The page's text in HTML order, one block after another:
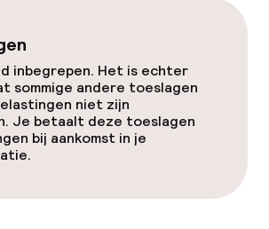
inbegrepen. Het is echter
sommige andere toeslagen
niet zijn
Je betaalt deze toeslagen
bij aankomst in je